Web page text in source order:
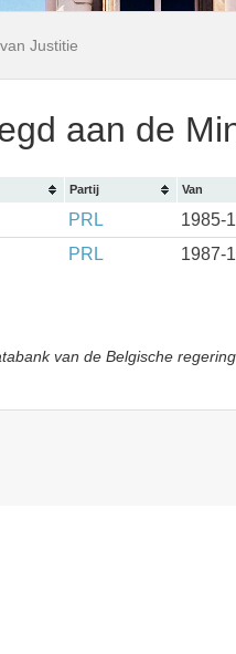
Justitie
aan de
Partij Van
PRL 1985-
PRL 1987-
van de Belgische